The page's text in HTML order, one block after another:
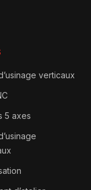
verticaux
5 axes